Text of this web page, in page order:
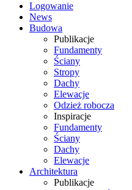
Logowanie
News
Budowa
Publikacje
Fundamenty
Ściany
Stropy
Dachy
Elewacje
Odzież robocza
Inspiracje
Fundamenty
Ściany
Dachy
Elewacje
Architektura
Publikacje